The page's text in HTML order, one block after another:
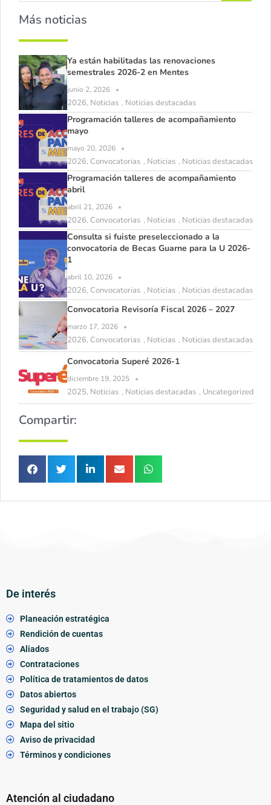
Más noticias
Ya están habilitadas las renovaciones
semestrales 2026-2 en Mentes
junio 2, 2026
2026, Noticias , Noticias destacadas
Programación talleres de acompañamiento
mayo
mayo 20, 2026
2026, Convocatorias , Noticias , Noticias destacadas
Programación talleres de acompañamiento
abril
abril 21, 2026
2026, Convocatorias , Noticias , Noticias destacadas
Consulta si fuiste preseleccionado a la
convocatoria de Becas Guarne para la U 2026-
1
abril 10, 2026
2026, Convocatorias , Noticias , Noticias destacadas
Convocatoria Revisoría Fiscal 2026 – 2027
marzo 17, 2026
2026, Convocatorias , Noticias , Noticias destacadas
Convocatoria Superé 2026-1
diciembre 19, 2025
2025, Noticias , Noticias destacadas , Uncategorized
Compartir:
De interés
Planeación estratégica
Rendición de cuentas
Aliados
Contrataciones
Política de tratamientos de datos
Datos abiertos
Seguridad y salud en el trabajo (SG)
Mapa del sitio
Aviso de privacidad
Términos y condiciones
Atención al ciudadano